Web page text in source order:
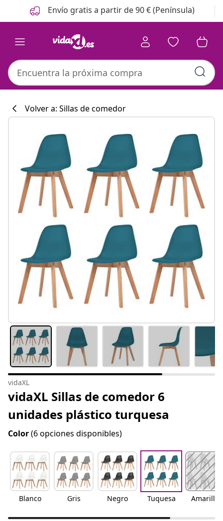
Anterior
Siguiente Envío gratis a partir de 90 € (Península)
#sharemevidaxl
Colección de
Volver a: Sillas de comedor
vidaXL
vidaXL Sillas de comedor 6
unidades plástico turquesa
Color(6 opciones disponibles)
Blanco Gris Negro Tuquesa Amarillo